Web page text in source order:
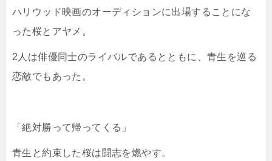
ハリウッド映画のオーディションに出場することにな
った桜とアヤメ。
2人は俳優同士のライバルであるとともに、青生を巡る
恋敵でもあった。
「絶対勝って帰ってくる」
青生と約束した桜は闘志を燃やす。